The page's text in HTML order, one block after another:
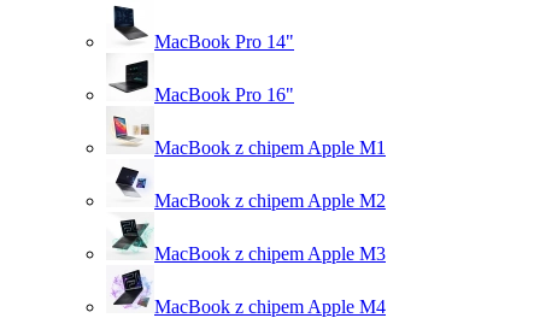
MacBook Pro 14"
MacBook Pro 16"
MacBook z chipem Apple M1
MacBook z chipem Apple M2
MacBook z chipem Apple M3
MacBook z chipem Apple M4